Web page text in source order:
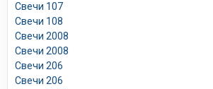
Свечи 107
Свечи 108
Свечи 2008
Свечи 2008
Свечи 206
Свечи 206